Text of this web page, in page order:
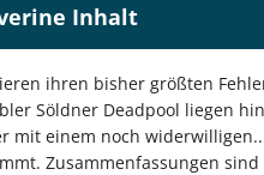
Inhalt
ihren bisher größten
Söldner Deadpool liegen
mit einem noch
Zusammenfassungen